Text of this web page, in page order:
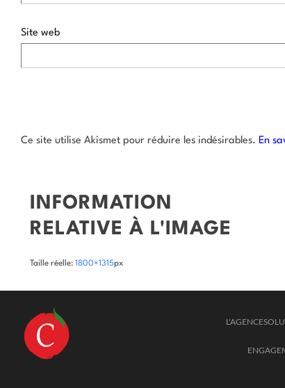
Site web
Ce site utilise Akismet pour réduire les indésirables. En
INFORMATION
RELATIVE À L'IMAGE
Taille réelle: 1800×1315px
L'AGENCE